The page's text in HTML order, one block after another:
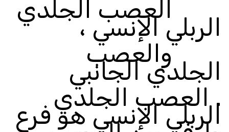
العصب الجلدي
الربلي الإنسي ،
والعصب
الجلدي الجانبي
.العصب الجلدي
الربلي الإنسي هو فرع